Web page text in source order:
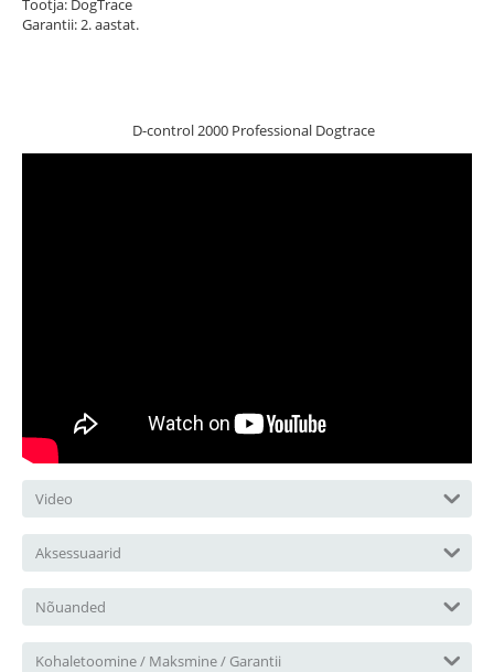
Tootja: DogTrace
Garantii: 2. aastat.
D-control 2000 Professional Dogtrace
Video
Aksessuaarid
Nõuanded
Kohaletoomine / Maksmine / Garantii